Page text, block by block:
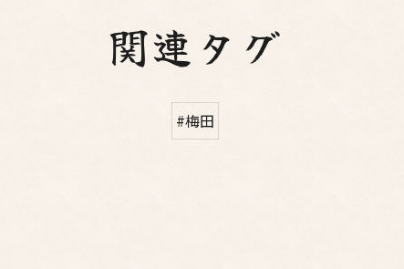
関連タグ
#梅田